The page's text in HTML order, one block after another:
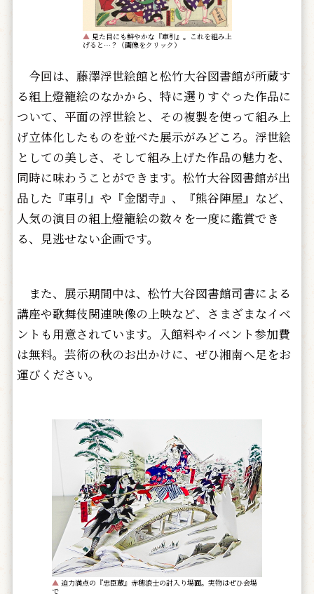
▲ 見た目にも鮮やかな『車引』。これを組み上
げると…？（画像をクリック）
今回は、藤澤浮世絵館と松竹大谷図書館が所蔵す
る組上燈籠絵のなかから、特に選りすぐった作品に
ついて、平面の浮世絵と、その複製を使って組み上
げ立体化したものを並べた展示がみどころ。浮世絵
としての美しさ、そして組み上げた作品の魅力を、
同時に味わうことができます。松竹大谷図書館が出
品した『車引』や『金閣寺』、『熊谷陣屋』など、
人気の演目の組上燈籠絵の数々を一度に鑑賞でき
る、見逃せない企画です。
また、展示期間中は、松竹大谷図書館司書による
講座や歌舞伎関連映像の上映など、さまざまなイベ
ントも用意されています。入館料やイベント参加費
は無料。芸術の秋のお出かけに、ぜひ湘南へ足をお
運びください。
▲ 迫力満点の『忠臣蔵』赤穂浪士の討入り場面。実物はぜひ会場
で